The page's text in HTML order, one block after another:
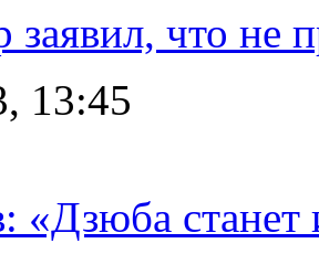
заявил, что не
13:45
«Дзюба станет